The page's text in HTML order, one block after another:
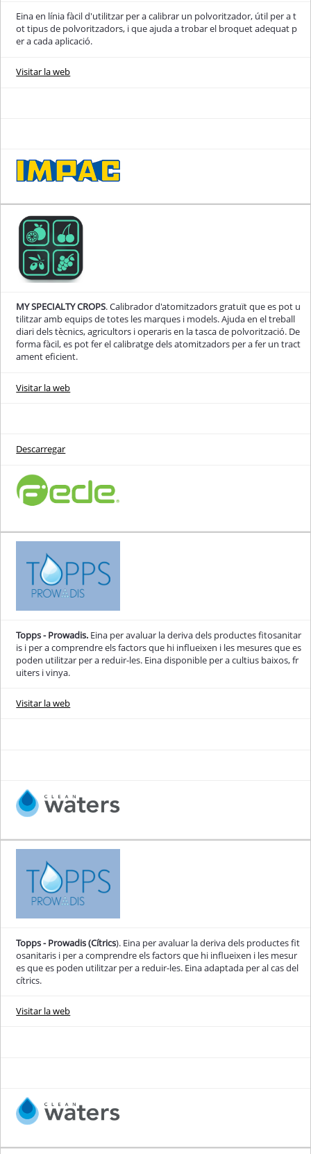
Eina en línia fàcil d'utilitzar per a calibrar un polvoritzador, útil per a t
ot tipus de polvoritzadors, i que ajuda a trobar el broquet adequat p
er a cada aplicació.
Visitar la web
MY SPECIALTY CROPS. Calibrador d'atomitzadors gratuït que es pot u
tilitzar amb equips de totes les marques i models. Ajuda en el treball
diari dels tècnics, agricultors i operaris en la tasca de polvorització. De
forma fàcil, es pot fer el calibratge dels atomitzadors per a fer un tract
ament eficient.
Visitar la web
Descarregar
Topps - Prowadis. Eina per avaluar la deriva dels productes fitosanitar
is i per a comprendre els factors que hi influeixen i les mesures que es
poden utilitzar per a reduir-les. Eina disponible per a cultius baixos, fr
uiters i vinya.
Visitar la web
Topps - Prowadis (Cítrics). Eina per avaluar la deriva dels productes fit
osanitaris i per a comprendre els factors que hi influeixen i les mesur
es que es poden utilitzar per a reduir-les. Eina adaptada per al cas del
cítrics.
Visitar la web